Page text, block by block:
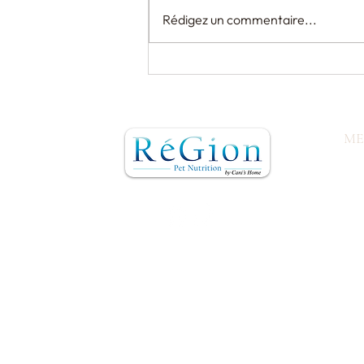
Rédigez un commentaire...